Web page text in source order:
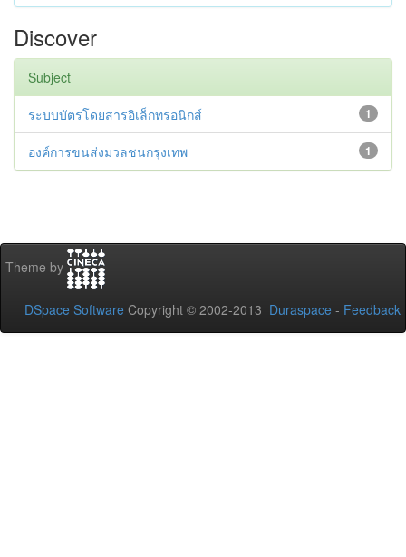
Discover
Subject
1
ระบบบัตรโดยสารอิเล็กทรอนิกส์
1
องค์การขนส่งมวลชนกรุงเทพ
Theme by
DSpace Software Copyright © 2002-2013 Duraspace - Feedback